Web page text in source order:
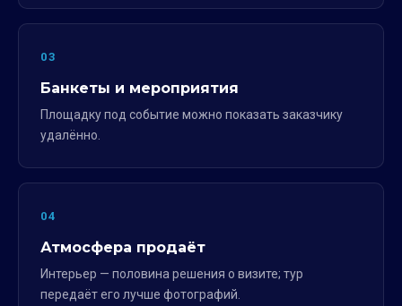
03
Банкеты и мероприятия
Площадку под событие можно показать заказчику
удалённо.
04
Атмосфера продаёт
Интерьер — половина решения о визите; тур
передаёт его лучше фотографий.